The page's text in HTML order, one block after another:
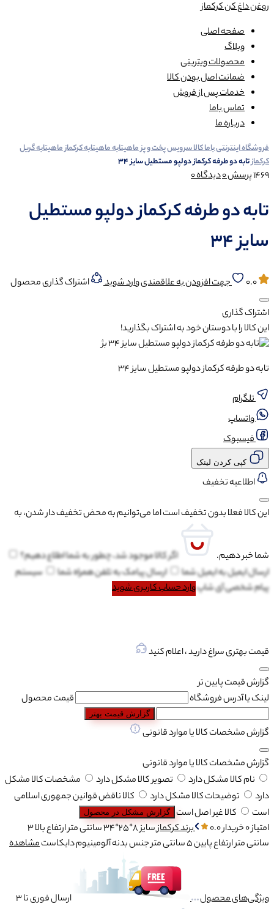
روغن داغ کن کرکماز
صفحه اصلی
وبلاگ
محصولات ویترینی
ضمانت اصل بودن کالا
خدمات پس از فروش
تماس باما
درباره ما
فروشگاه اینترنتی باما کالاسرویس پخت و پزماهیتابهماهیتابه کرکمازماهیتابه گریل
کرکمازتابه دو طرفه کرکماز دولپو مستطیل سایز 34
1469پرسش0دیدگاه0
تابه دو طرفه کرکماز دولپو مستطیل
سایز 34
0.0 جهت افزودن به علاقمندی وارد شوید اشتراک گذاری محصول
اشتراک گذاری
این کالا را با دوستان خود به اشتراک بگذارید!
تابه دو طرفه کرکماز دولپو مستطیل سایز 34
تلگرام
واتساپ
فیسبوک
کپی کردن لینک
اطلاعیه تخفیف
این کالا فعلا بدون تخفیف است اما می‌توانیم به محض تخفیف دار شدن، به
شما خبر دهیم.
اگر کالا موجود شد، چطور به شما اطلاع دهیم؟
ارسال ایمیل بهایمیل شما ارسال پیامک بهتلفن همراه شما
سیستم
پیام شخصی آی شاپوارد حساب کاربری شوید
قیمت بهتری سراغ دارید ، اعلام کنید
گزارش قیمت پایین تر
لینک یا آدرس فروشگاه
قیمت محصول
گزارش قیمت بهتر
گزارش مشخصات کالا یا موارد قانونی
گزارش مشخصات کالا یا موارد قانونی
نام کالا مشکل دارد
تصویر کالا مشکل دارد
مشخصات کالا مشکل
دارد
توضیحات کالا مشکل دارد
کالا ناقض قوانین جمهوری اسلامی
است
کالا غیر اصل است گزارش مشکل در محصول
امتیاز 0 خریدار 0.0 برندکرکمازسایز8*25*34 سانتی متر ارتفاع بالا3
سانتی مترارتفاع پایین5 سانتی متر جنس بدنهآلومینیوم دایکاستمشاهده
ویژگی‌های محصول
ارسال فوری تا 3